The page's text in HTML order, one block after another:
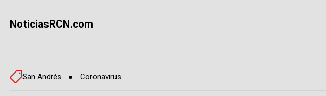
NoticiasRCN.com
San Andrés Coronavirus